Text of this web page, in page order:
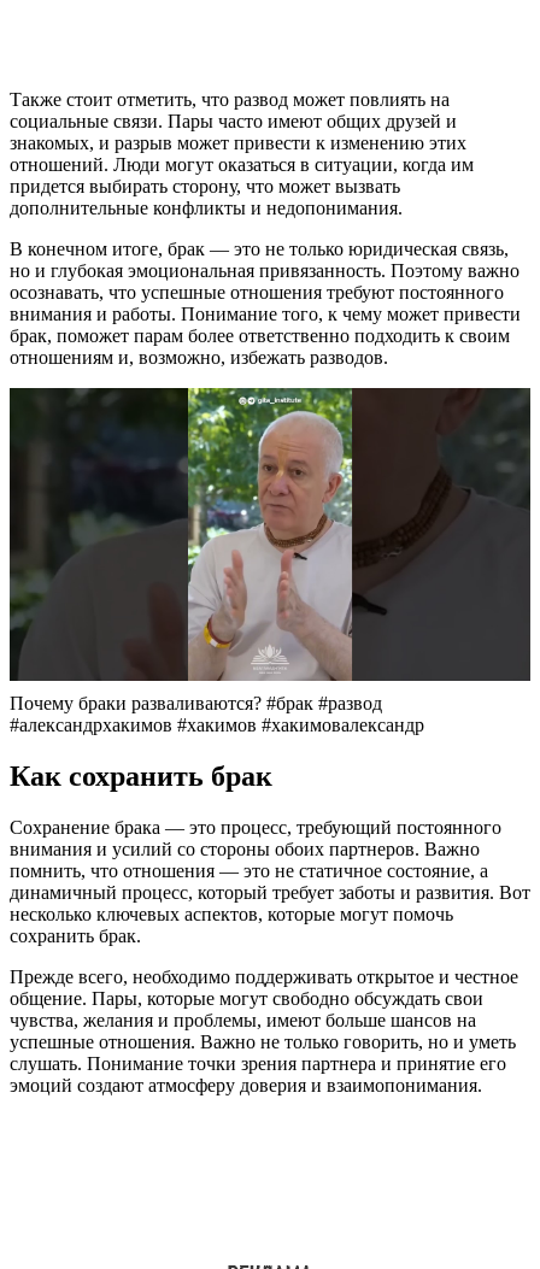
Также стоит отметить, что развод может повлиять на
социальные связи. Пары часто имеют общих друзей и
знакомых, и разрыв может привести к изменению этих
отношений. Люди могут оказаться в ситуации, когда им
придется выбирать сторону, что может вызвать
дополнительные конфликты и недопонимания.
В конечном итоге, брак — это не только юридическая связь,
но и глубокая эмоциональная привязанность. Поэтому важно
осознавать, что успешные отношения требуют постоянного
внимания и работы. Понимание того, к чему может привести
брак, поможет парам более ответственно подходить к своим
отношениям и, возможно, избежать разводов.
Почему браки разваливаются? #брак #развод
#александрхакимов #хакимов #хакимовалександр
Как сохранить брак
Сохранение брака — это процесс, требующий постоянного
внимания и усилий со стороны обоих партнеров. Важно
помнить, что отношения — это не статичное состояние, а
динамичный процесс, который требует заботы и развития. Вот
несколько ключевых аспектов, которые могут помочь
сохранить брак.
Прежде всего, необходимо поддерживать открытое и честное
общение. Пары, которые могут свободно обсуждать свои
чувства, желания и проблемы, имеют больше шансов на
успешные отношения. Важно не только говорить, но и уметь
слушать. Понимание точки зрения партнера и принятие его
эмоций создают атмосферу доверия и взаимопонимания.